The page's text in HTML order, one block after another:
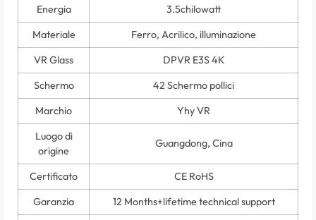
Energia
3.5chilowatt
Materiale
Ferro, Acrilico, illuminazione
VR Glass
DPVR E3S 4K
Schermo
42 Schermo pollici
Marchio
Yhy VR
Luogo di
origine
Guangdong, Cina
Certificato
CE RoHS
Garanzia
12 Months+lifetime technical support